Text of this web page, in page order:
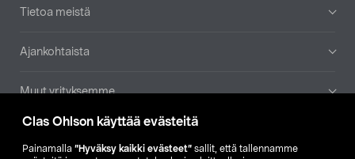
Clas Ohlson käyttää evästeitä
Painamalla ”Hyväksy kaikki evästeet” sallit, että tallennamme
Tietoa meistä
Ajankohtaista
Muut yrityksemme
Etsi myymälä